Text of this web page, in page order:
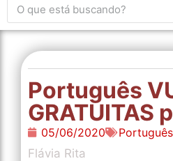
Português
GRATUITAS
05/06/2020
Flávia Rita